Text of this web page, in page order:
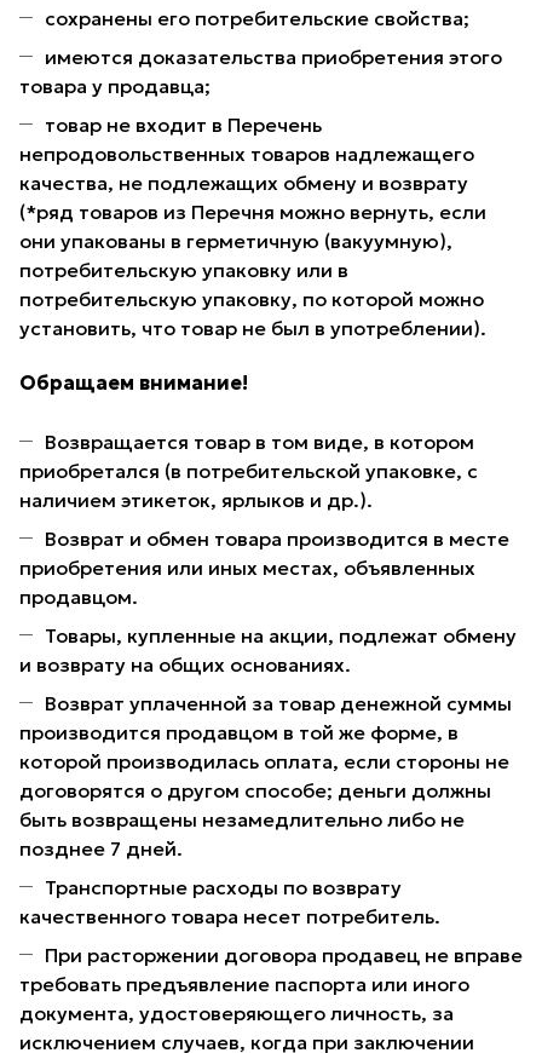
сохранены его потребительские свойства;
имеются доказательства приобретения этого
товара у продавца;
товар не входит в Перечень
непродовольственных товаров надлежащего
качества, не подлежащих обмену и возврату
(*ряд товаров из Перечня можно вернуть, если
они упакованы в герметичную (вакуумную),
потребительскую упаковку или в
потребительскую упаковку, по которой можно
установить, что товар не был в употреблении).
Обращаем внимание!
Возвращается товар в том виде, в котором
приобретался (в потребительской упаковке, с
наличием этикеток, ярлыков и др.).
Возврат и обмен товара производится в месте
приобретения или иных местах, объявленных
продавцом.
Товары, купленные на акции, подлежат обмену
и возврату на общих основаниях.
Возврат уплаченной за товар денежной суммы
производится продавцом в той же форме, в
которой производилась оплата, если стороны не
договорятся о другом способе; деньги должны
быть возвращены незамедлительно либо не
позднее 7 дней.
Транспортные расходы по возврату
качественного товара несет потребитель.
При расторжении договора продавец не вправе
требовать предъявление паспорта или иного
документа, удостоверяющего личность, за
исключением случаев, когда при заключении